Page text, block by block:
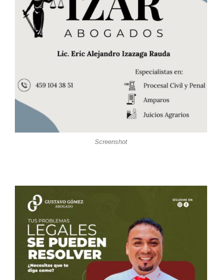
Screenshot